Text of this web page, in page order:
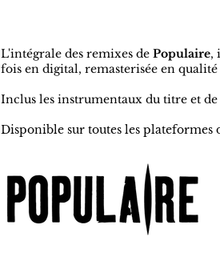
L'intégrale des remixes de Populaire,
fois en digital, remasterisée en
Inclus les instrumentaux du titre et
Disponible sur toutes les plateformes